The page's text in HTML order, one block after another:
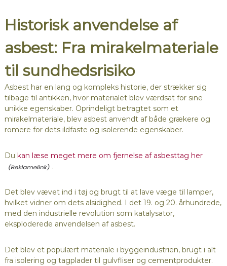
Historisk anvendelse af
asbest: Fra mirakelmateriale
til sundhedsrisiko
Asbest har en lang og kompleks historie, der strækker sig
tilbage til antikken, hvor materialet blev værdsat for sine
unikke egenskaber. Oprindeligt betragtet som et
mirakelmateriale, blev asbest anvendt af både grækere og
romere for dets ildfaste og isolerende egenskaber.
Du kan læse meget mere om fjernelse af asbesttag her
.
Det blev vævet ind i tøj og brugt til at lave væge til lamper,
hvilket vidner om dets alsidighed. I det 19. og 20. århundrede,
med den industrielle revolution som katalysator,
eksploderede anvendelsen af asbest.
Det blev et populært materiale i byggeindustrien, brugt i alt
fra isolering og tagplader til gulvfliser og cementprodukter.